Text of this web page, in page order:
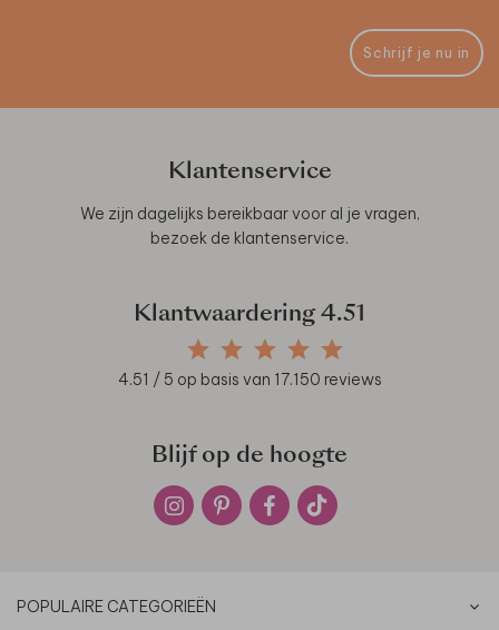
Schrijf je nu in
Klantenservice
We zijn dagelijks bereikbaar voor al je vragen,
bezoek de klantenservice.
Klantwaardering 4.51
4.51 / 5 op basis van 17.150 reviews
Blijf op de hoogte
POPULAIRE CATEGORIEËN